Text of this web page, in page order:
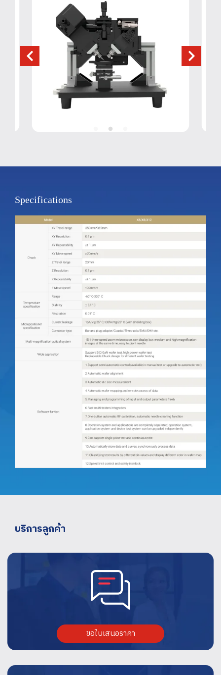
Specifications
บริการลูกค้า
ขอใบเสนอราคา